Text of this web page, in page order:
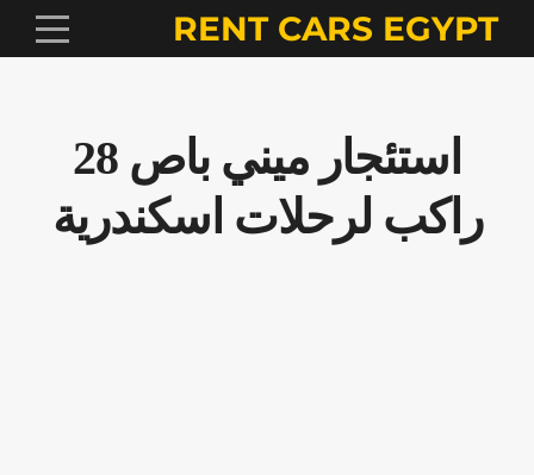
RENT CARS EGYPT
استئجار ميني باص 28
راكب لرحلات اسكندرية